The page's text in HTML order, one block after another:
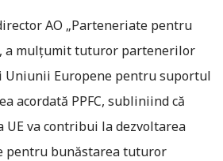
AO „Parteneriate pentru
, a mulțumit tuturor partenerilor
Uniunii Europene pentru suportul
acordată PPFC, subliniind că
UE va contribui la dezvoltarea
pentru bunăstarea tuturor